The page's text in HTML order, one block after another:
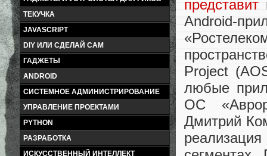
ТЕКУЧКА
JAVASCRIPT
DIY ИЛИ СДЕЛАЙ САМ
ГАДЖЕТЫ
ANDROID
СИСТЕМНОЕ АДМИНИСТРИРОВАНИЕ
УПРАВЛЕНИЕ ПРОЕКТАМИ
PYTHON
РАЗРАБОТКА
ИСКУССТВЕННЫЙ ИНТЕЛЛЕКТ
представит
Android-
Project
любые
ОС
Дмитрий